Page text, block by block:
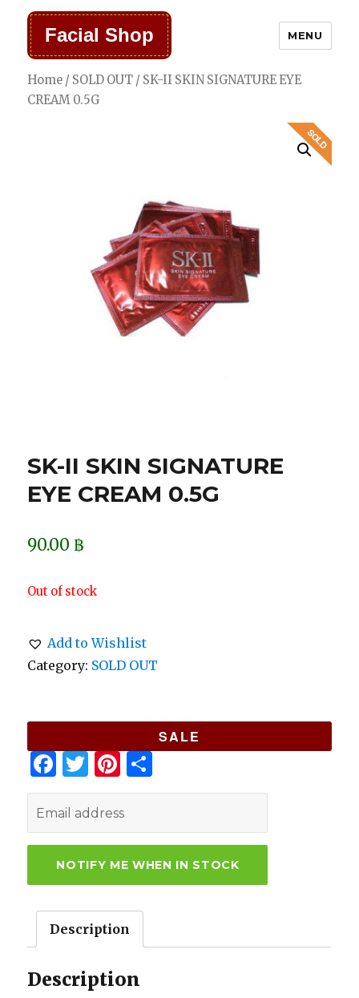
Facial Shop MENU
Home / SOLD OUT / SK-II SKIN SIGNATURE EYE
CREAM 0.5G
SK-II SKIN SIGNATURE
EYE CREAM 0.5G
90.00฿
Out of stock
Add to Wishlist
Category: SOLD OUT
SALE
F
a
c
e
b
o
o
k
T
w
it
te
r
Pi
n
te
re
st
h
e
Description
Description